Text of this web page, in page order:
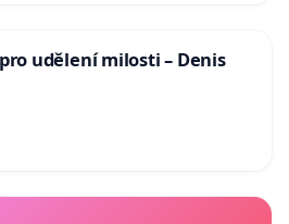
udělení milosti – Denis